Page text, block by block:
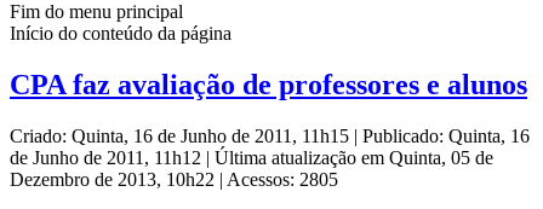
Fim do menu principal
Início do conteúdo da página
CPA faz avaliação de professores e alunos
Criado: Quinta, 16 de Junho de 2011, 11h15 | Publicado: Quinta, 16
de Junho de 2011, 11h12 | Última atualização em Quinta, 05 de
Dezembro de 2013, 10h22 | Acessos: 2805